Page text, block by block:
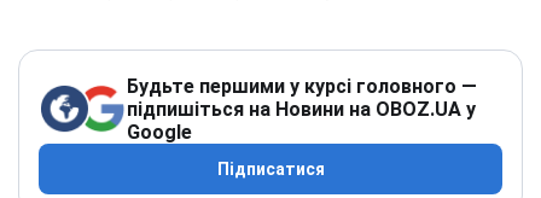
Будьте першими у курсі головного —
підпишіться на Новини на OBOZ.UA у
Google
Підписатися